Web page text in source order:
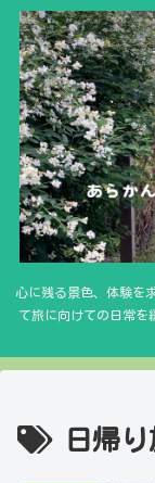
心に残る景色、体験を
て旅に向けての日常を
日帰